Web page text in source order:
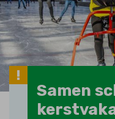
Samen